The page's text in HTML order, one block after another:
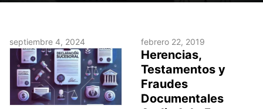
septiembre 4, 2024 febrero 22, 2019
Herencias,
Testamentos y
Fraudes
Documentales